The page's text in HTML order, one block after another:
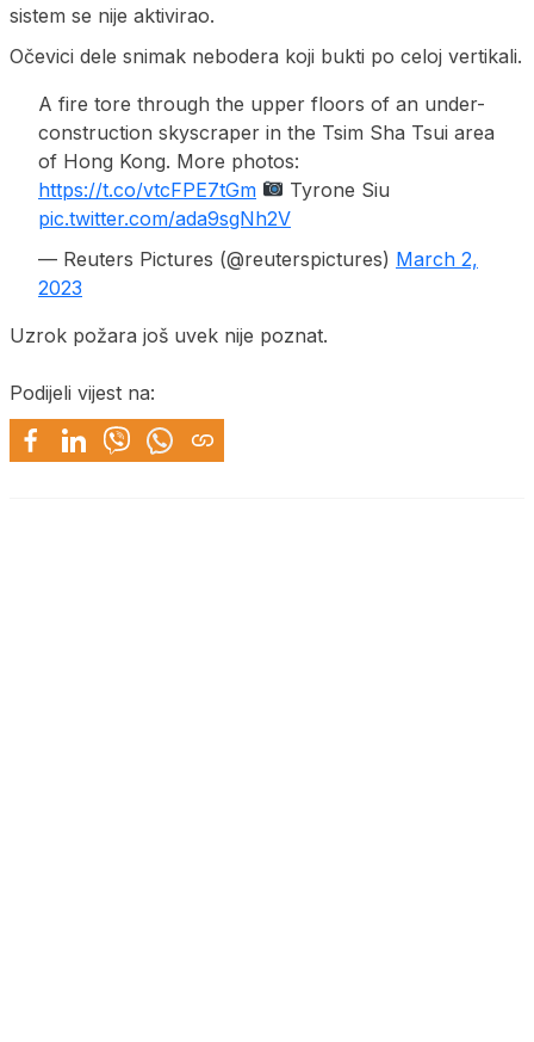
sistem se nije aktivirao.
Očevici dele snimak nebodera koji bukti po celoj vertikali.
A fire tore through the upper floors of an under-
construction skyscraper in the Tsim Sha Tsui area
of Hong Kong. More photos:
https://t.co/vtcFPE7tGm
Tyrone Siu
pic.twitter.com/ada9sgNh2V
— Reuters Pictures (@reuterspictures) March 2,
2023
Uzrok požara još uvek nije poznat.
Podijeli vijest na: